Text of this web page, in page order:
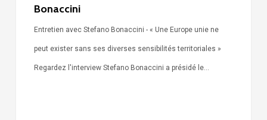
Bonaccini
Entretien avec Stefano Bonaccini - « Une Europe unie ne
peut exister sans ses diverses sensibilités territoriales »
Regardez l'interview Stefano Bonaccini a présidé le…